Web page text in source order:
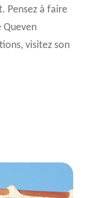
Pensez à faire
Queven
visitez son